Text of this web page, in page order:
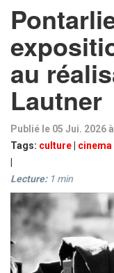
au
Lautner
Publié le 05 Jui. 2026
Tags: culture cinema
Lecture: 1 min